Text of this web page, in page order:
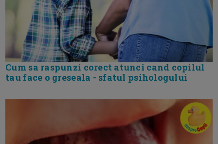
Cum sa raspunzi corect atunci cand copilul
tau face o greseala - sfatul psihologului